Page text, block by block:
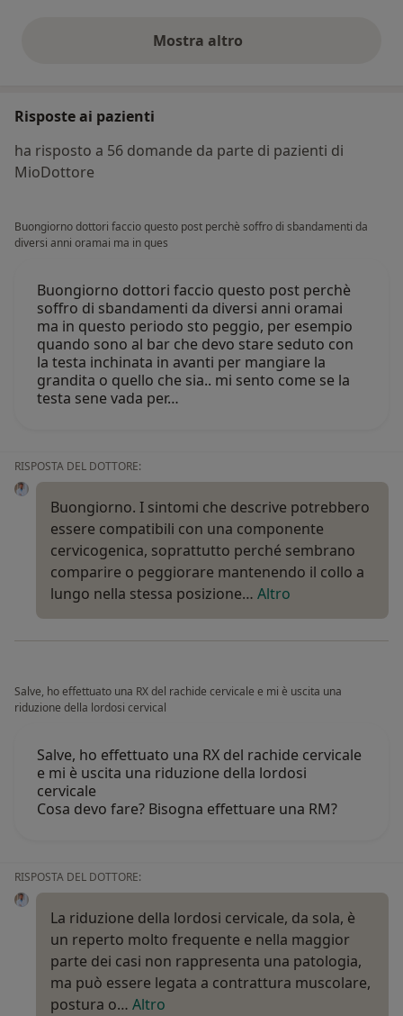
Mostra altroopinioni di cui sopra
Risposte ai pazienti
ha risposto a 56 domande da parte di pazienti di
MioDottore
Buongiorno dottori faccio questo post perchè soffro di sbandamenti da
diversi anni oramai ma in ques
Buongiorno dottori faccio questo post perchè
soffro di sbandamenti da diversi anni oramai
ma in questo periodo sto peggio, per esempio
quando sono al bar che devo stare seduto con
la testa inchinata in avanti per mangiare la
grandita o quello che sia.. mi sento come se la
testa sene vada per…
RISPOSTA DEL DOTTORE:
Buongiorno. I sintomi che descrive potrebbero
essere compatibili con una componente
cervicogenica, soprattutto perché sembrano
comparire o peggiorare mantenendo il collo a
lungo nella stessa posizione… Altro
Salve, ho effettuato una RX del rachide cervicale e mi è uscita una
riduzione della lordosi cervical
Salve, ho effettuato una RX del rachide cervicale
e mi è uscita una riduzione della lordosi
cervicale
Cosa devo fare? Bisogna effettuare una RM?
RISPOSTA DEL DOTTORE:
La riduzione della lordosi cervicale, da sola, è
un reperto molto frequente e nella maggior
parte dei casi non rappresenta una patologia,
ma può essere legata a contrattura muscolare,
postura o… Altro